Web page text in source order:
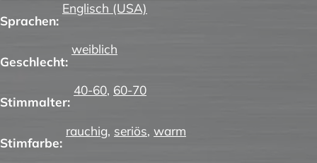
Sprachen:
Englisch (USA)
Geschlecht:
weiblich
Stimmalter:
40-60, 60-70
Stimfarbe:
rauchig, seriös, warm